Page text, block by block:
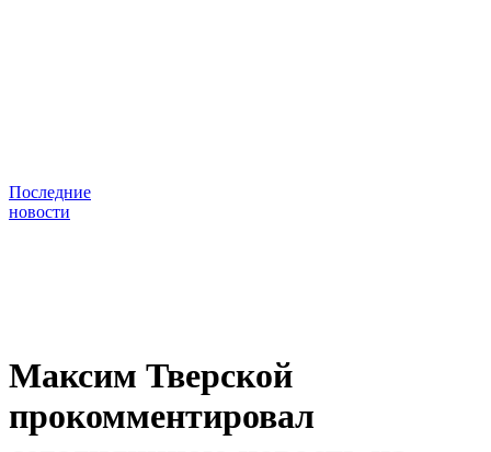
Последние
новости
Максим Тверской
прокомментировал